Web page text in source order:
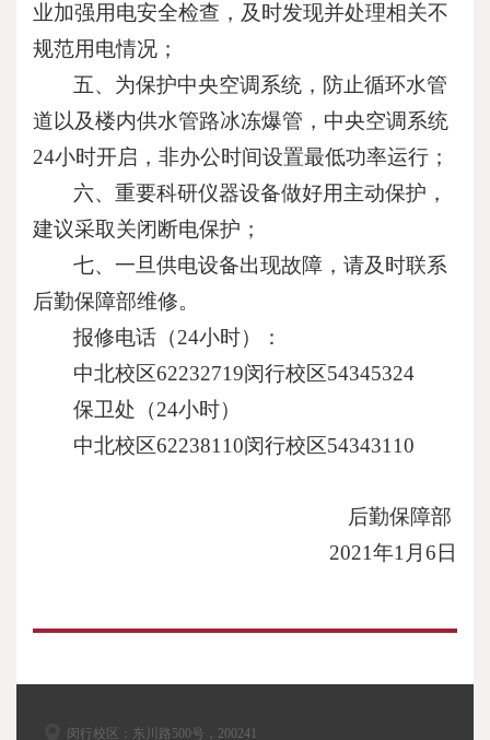
业加强用电安全检查，及时发现并处理相关不
规范用电情况；
五、为保护中央空调系统，防止循环水管
道以及楼内供水管路冰冻爆管，中央空调系统
24小时开启，非办公时间设置最低功率运行；
六、重要科研仪器设备做好用主动保护，
建议采取关闭断电保护；
七、一旦供电设备出现故障，请及时联系
后勤保障部维修。
报修电话（24小时）：
中北校区62232719闵行校区54345324
保卫处（24小时）
中北校区62238110闵行校区54343110
后勤保障部
2021年1 月 6 日
闵行校区：东川路500号，200241